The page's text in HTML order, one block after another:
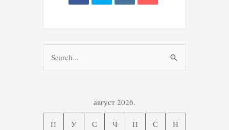
Претрага
за:
август 2026.
П У С Ч П С Н